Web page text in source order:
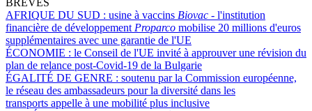
BRÈVES
AFRIQUE DU SUD : usine à vaccins Biovac - l'institution
financière de développement Proparco mobilise 20 millions d'euros
supplémentaires avec une garantie de l'UE
ÉCONOMIE : le Conseil de l'UE invité à approuver une révision du
plan de relance post-Covid-19 de la Bulgarie
ÉGALITÉ DE GENRE : soutenu par la Commission européenne,
le réseau des ambassadeurs pour la diversité dans les
transports appelle à une mobilité plus inclusive